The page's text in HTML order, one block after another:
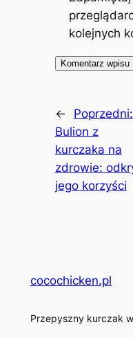
kolejnych
←
Poprzedni:
Bulion z
kurczaka na
zdrowie:
jego korzyści
cocochicken.pl
Przepyszny kurczak